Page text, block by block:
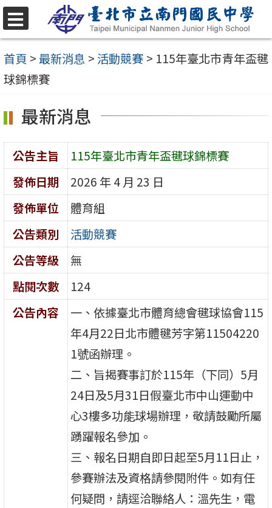
跳
至
主
要
容
選
單
首頁 >最新消息 > 活動競賽 > 115年臺北市青年盃毽
球錦標賽
最新消息
公告主旨
115年臺北市青年盃毽球錦標賽
發佈日期
2026 年 4 月 23 日
發佈單位
體育組
公告類別
活動競賽
公告等級
無
點閱次數
124
公告內容
一、依據臺北市體育總會毽球協會115
年4月22日北市體毽芳字第11504220
1號函辦理。
二、旨揭賽事訂於115年（下同）5月
24日及5月31日假臺北市中山運動中
心3樓多功能球場辦理，敬請鼓勵所屬
踴躍報名參加。
三、報名日期自即日起至5月11日止，
參賽辦法及資格請參閱附件。如有任
何疑問，請逕洽聯絡人：溫先生，電